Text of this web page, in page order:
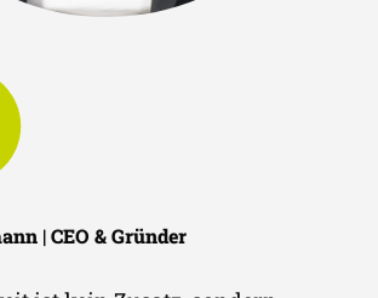
| CEO & Gründer